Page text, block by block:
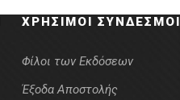
ΧΡΉΣΙΜΟΙ ΣΎΝΔΕΣΜΟΙ
Φίλοι των Εκδόσεων
Έξοδα Αποστολής